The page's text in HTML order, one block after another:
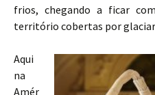
frios, chegando a ficar
território cobertas por
Aqui
na
Amér